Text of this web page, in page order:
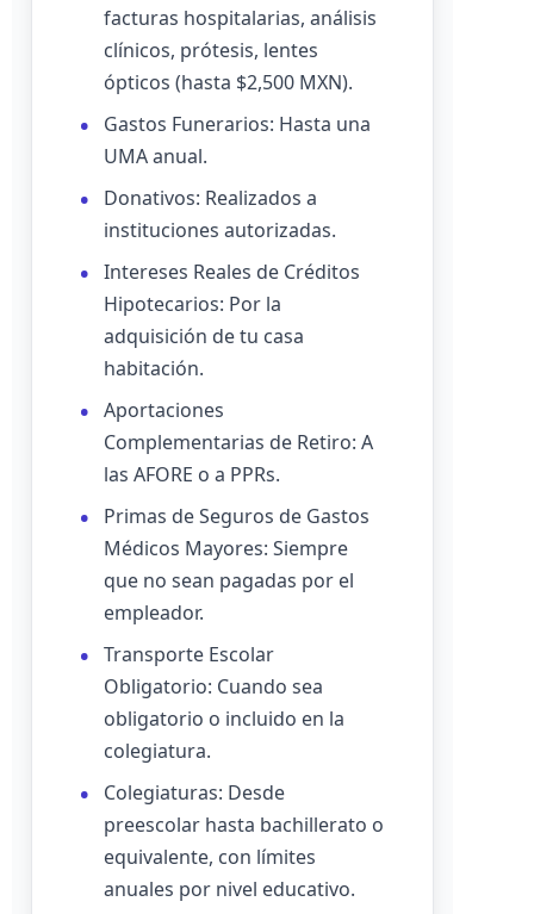
facturas hospitalarias, análisis
clínicos, prótesis, lentes
ópticos (hasta $2,500 MXN).
Gastos Funerarios: Hasta una
UMA anual.
Donativos: Realizados a
instituciones autorizadas.
Intereses Reales de Créditos
Hipotecarios: Por la
adquisición de tu casa
habitación.
Aportaciones
Complementarias de Retiro: A
las AFORE o a PPRs.
Primas de Seguros de Gastos
Médicos Mayores: Siempre
que no sean pagadas por el
empleador.
Transporte Escolar
Obligatorio: Cuando sea
obligatorio o incluido en la
colegiatura.
Colegiaturas: Desde
preescolar hasta bachillerato o
equivalente, con límites
anuales por nivel educativo.